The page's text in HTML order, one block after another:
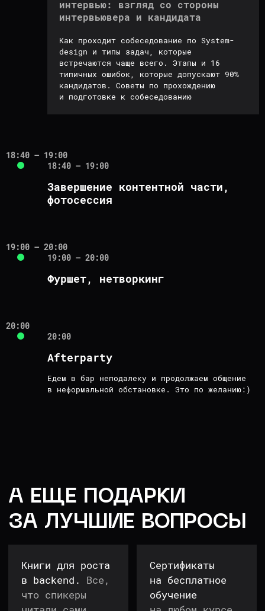
интервью: взгляд со стороны
интервьювера и кандидата
Как проходит собеседование по System-
design и типы задач, которые
встречаются чаще всего. Этапы и 16
типичных ошибок, которые допускают 90%
кандидатов. Советы по прохождению
и подготовке к собеседованию
18:40 – 19:00
18:40 – 19:00
Завершение контентной части,
фотосессия
19:00 – 20:00
19:00 – 20:00
Фуршет, нетворкинг
20:00
20:00
Afterparty
Едем в бар неподалеку и продолжаем общение
в неформальной обстановке. Это по желанию:)
на обучение
в нашей школе
собеседованияв
it-interview.io
Спартаковский переулок
2с1, подъезд №7
В ЛОФТ-
м.Красносельская — 7 мин